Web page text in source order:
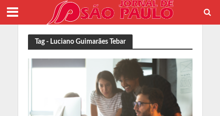
Tag - Luciano Guimarães Tebar